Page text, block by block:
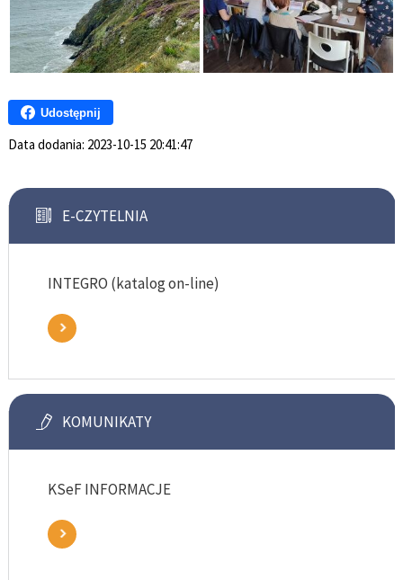
Udostępnij
Data dodania: 2023-10-15 20:41:47
E-CZYTELNIA
INTEGRO (katalog on-line)
KOMUNIKATY
KSeF INFORMACJE